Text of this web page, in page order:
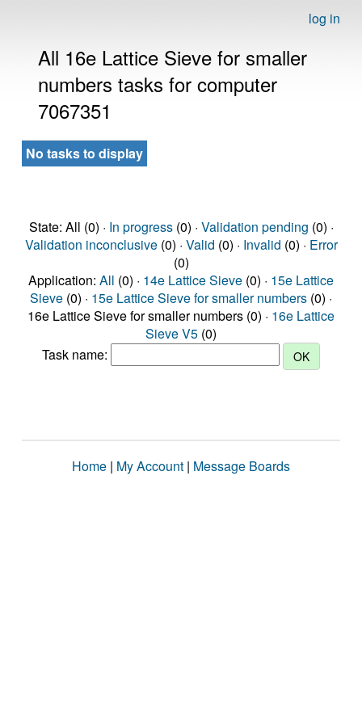
log in
All 16e Lattice Sieve for smaller
numbers tasks for computer
7067351
No tasks to display
State: All (0) · In progress(0) · Validation pending (0) ·
Validation inconclusive(0) · Valid (0) · Invalid (0) · Error
(0)
Application: All (0) · 14e Lattice Sieve (0) · 15e Lattice
Sieve (0) · 15e Lattice Sieve for smaller numbers (0) ·
16e Lattice Sieve for smaller numbers (0) · 16e Lattice
Sieve V5 (0)
Task name:
Home | My Account | Message Boards